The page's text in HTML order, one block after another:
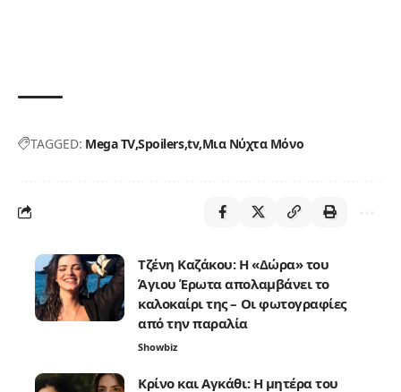
TAGGED: Mega TVSpoilerstv Μια Νύχτα Μόνο
Τζένη Καζάκου: Η «Δώρα» του
Άγιου Έρωτα απολαμβάνει το
καλοκαίρι της – Οι φωτογραφίες
από την παραλία
Showbiz
Κρίνο και Αγκάθι: Η μητέρα του